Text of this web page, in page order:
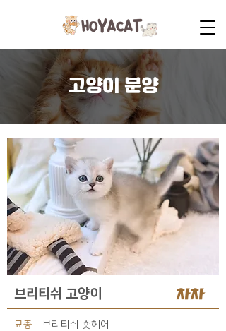
고양이 분양
브리티쉬 고양이 차차
묘종
브리티쉬 숏헤어